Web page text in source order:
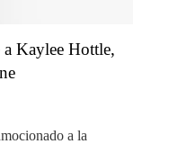
Kaylee Hottle,
a la